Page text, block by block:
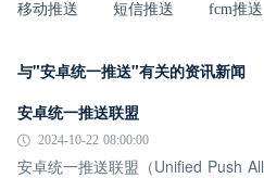
移动推送 短信推送 fcm推送
与"安卓统一推送"有关的资讯新闻
安卓统一推送联盟
2024-10-22 08:00:00
安卓统一推送联盟（Unified Push